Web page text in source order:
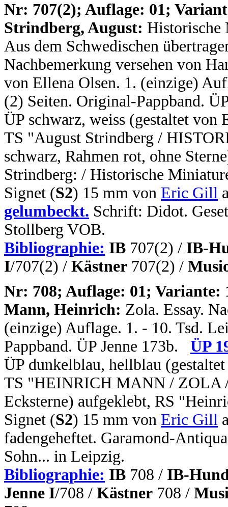
Nr: 707(2); Auflage: 01;
Strindberg, August: Historische
Aus dem Schwedischen
Nachbemerkung versehen von
von Ellena Olsen. 1. (einzige)
(2) Seiten. Original-Pappband.
ÜP schwarz, weiss (gestaltet von
TS "August Strindberg /
schwarz, Rahmen rot, ohne
Strindberg: / Historische
Signet (S2) 15 mm von Eric Gill
gelumbeckt. Schrift: Didot.
Stollberg VOB.
Bibliographie: IB 707(2) / IB-
I/707(2) / Kästner 707(2) /
Nr: 708; Auflage: 01; Variante:
Mann, Heinrich: Zola. Essay.
(einzige) Auflage. 1. - 10. Tsd.
Pappband. ÜP Jenne 173b.
ÜP
ÜP dunkelblau, hellblau
TS "HEINRICH MANN / ZOLA /
Ecksterne) aufgeklebt, RS
Signet (S2) 15 mm von Eric Gill
fadengeheftet. Garamond-
Sohn... in Leipzig.
Bibliographie: IB 708 / IB-
Jenne I/708 / Kästner 708 /